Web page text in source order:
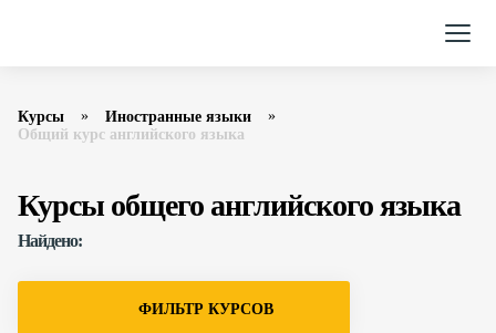
Курсы
Иностранные языки
Общий курс английского языка
Курсы общего английского языка
Найдено:
ФИЛЬТР КУРСОВ